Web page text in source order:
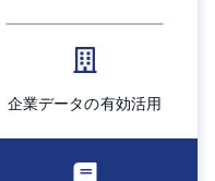
企業データの有効活用